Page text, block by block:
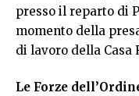
presso il reparto di
momento della
di lavoro della Casa
Le Forze